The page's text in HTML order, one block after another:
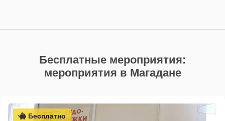
Бесплатные мероприятия:
мероприятия в Магадане
Бесплатно